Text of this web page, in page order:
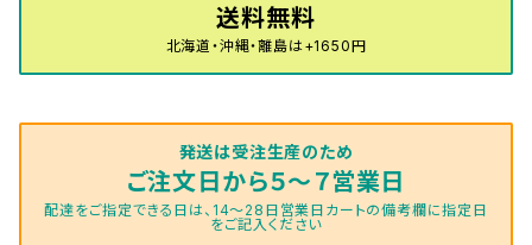
送料無料
北海道・沖縄・離島は+1650円
発送は受注生産のため
ご注文日から５～７営業日
配達をご指定できる日は、14～28日営業日カートの備考欄に指定日
をご記入ください